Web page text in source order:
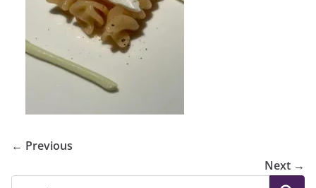
← Previous
Next →